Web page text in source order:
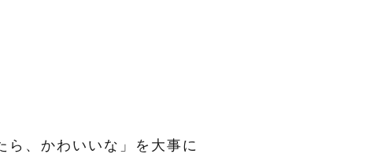
ら、かわいいな」を大事に